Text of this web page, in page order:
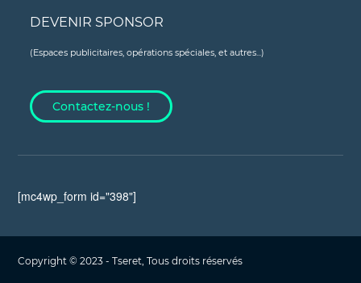
DEVENIR SPONSOR
(Espaces publicitaires, opérations spéciales, et autres...)
Contactez-nous !
[mc4wp_form id="398"]
Copyright © 2023 - Tseret, Tous droits réservés